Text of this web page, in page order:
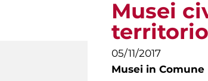
Musei
05/11/2017
Musei in Comune